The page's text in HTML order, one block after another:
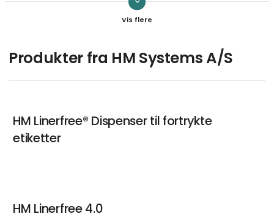
Ole Kristensen
Area Sales Manager
Director Business Development
Patricia Warming
Marketing Coordinator
Produkter fra HM Systems A/S
HM Linerfree® Dispenser til fortrykte
etiketter
HM Linerfree 4.0